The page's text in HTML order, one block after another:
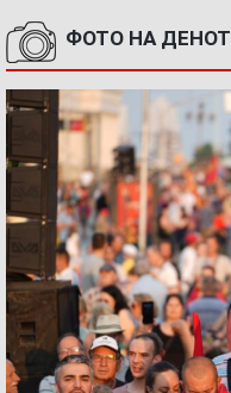
ФОТО НА ДЕНОТ